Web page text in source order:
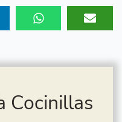
Cocinillas